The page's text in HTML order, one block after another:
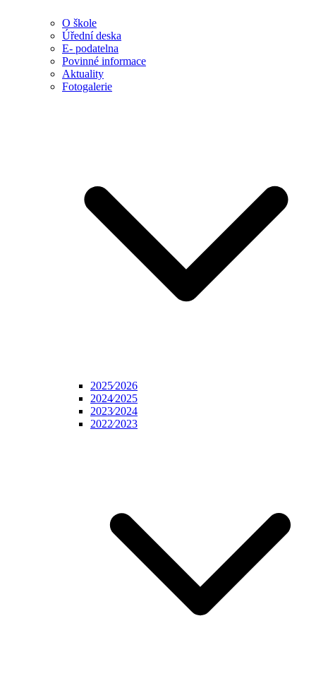
O škole
Úřední deska
E- podatelna
Povinné informace
Aktuality
Fotogalerie
2025⁄2026
2024⁄2025
2023⁄2024
2022⁄2023